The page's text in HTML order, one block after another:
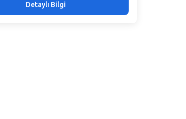
Detaylı Bilgi